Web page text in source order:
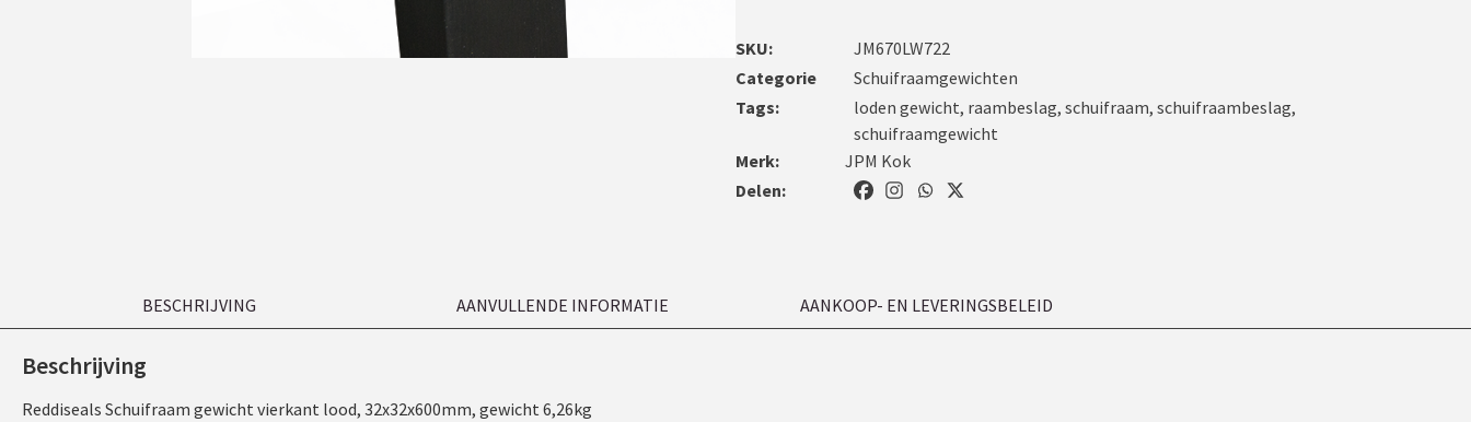
SKU:
JM670LW722
Categorie
Schuifraamgewichten
Tags:
loden gewicht, raambeslag, schuifraam, schuifraambeslag,
schuifraamgewicht
Merk:
JPM Kok
Delen:
BESCHRIJVING AANVULLENDE INFORMATIE AANKOOP- EN LEVERINGSBELEID
Beschrijving
Reddiseals Schuifraam gewicht vierkant lood, 32x32x600mm, gewicht 6,26kg